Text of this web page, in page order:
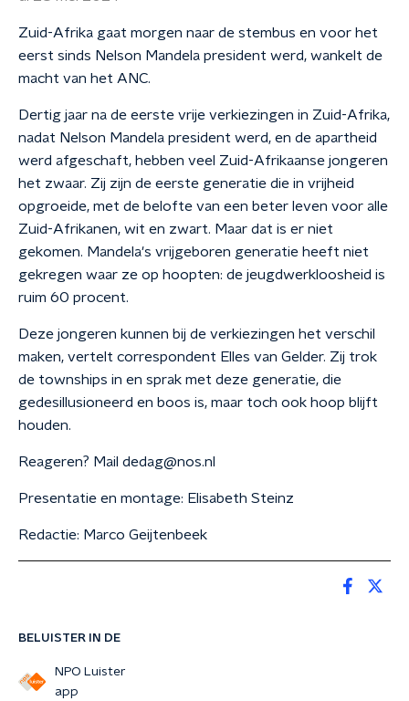
BELUISTER IN DE
NPO Luister
app
Zuid-Afrika gaat morgen naar de stembus en voor het
eerst sinds Nelson Mandela president werd, wankelt de
macht van het ANC.
Dertig jaar na de eerste vrije verkiezingen in Zuid-Afrika,
nadat Nelson Mandela president werd, en de apartheid
werd afgeschaft, hebben veel Zuid-Afrikaanse jongeren
het zwaar. Zij zijn de eerste generatie die in vrijheid
opgroeide, met de belofte van een beter leven voor alle
Zuid-Afrikanen, wit en zwart. Maar dat is er niet
gekomen. Mandela's vrijgeboren generatie heeft niet
gekregen waar ze op hoopten: de jeugdwerkloosheid is
ruim 60 procent.
Deze jongeren kunnen bij de verkiezingen het verschil
maken, vertelt correspondent Elles van Gelder. Zij trok
de townships in en sprak met deze generatie, die
gedesillusioneerd en boos is, maar toch ook hoop blijft
houden.
Reageren? Mail dedag@nos.nl
Presentatie en montage: Elisabeth Steinz
Redactie: Marco Geijtenbeek